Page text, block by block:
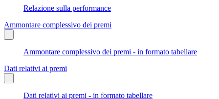
Relazione sulla performance
Ammontare complessivo dei premi
Ammontare complessivo dei premi - in formato tabellare
Dati relativi ai premi
Dati relativi ai premi - in formato tabellare